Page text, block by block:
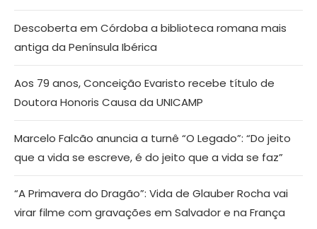
Descoberta em Córdoba a biblioteca romana mais
antiga da Península Ibérica
Aos 79 anos, Conceição Evaristo recebe título de
Doutora Honoris Causa da UNICAMP
Marcelo Falcão anuncia a turnê “O Legado”: “Do jeito
que a vida se escreve, é do jeito que a vida se faz”
“A Primavera do Dragão”: Vida de Glauber Rocha vai
virar filme com gravações em Salvador e na França